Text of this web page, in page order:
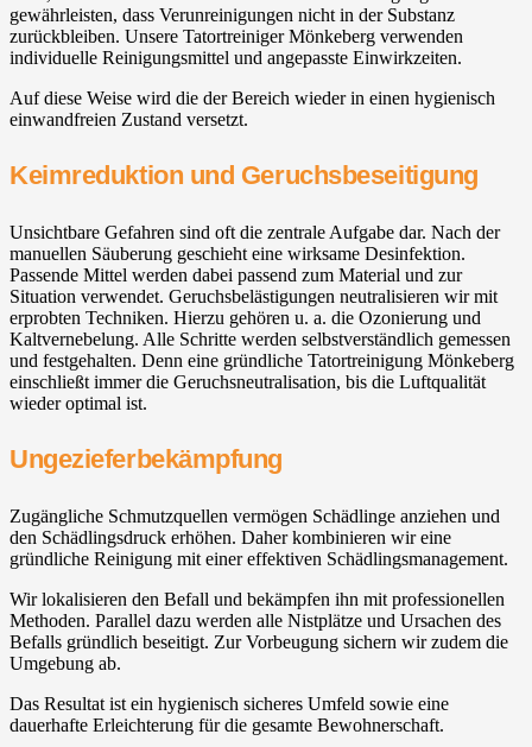
gewährleisten, dass Verunreinigungen nicht in der Substanz
zurückbleiben. Unsere Tatortreiniger Mönkeberg verwenden
individuelle Reinigungsmittel und angepasste Einwirkzeiten.
Auf diese Weise wird die der Bereich wieder in einen hygienisch
einwandfreien Zustand versetzt.
Keimreduktion und Geruchsbeseitigung
Unsichtbare Gefahren sind oft die zentrale Aufgabe dar. Nach der
manuellen Säuberung geschieht eine wirksame Desinfektion.
Passende Mittel werden dabei passend zum Material und zur
Situation verwendet. Geruchsbelästigungen neutralisieren wir mit
erprobten Techniken. Hierzu gehören u. a. die Ozonierung und
Kaltvernebelung. Alle Schritte werden selbstverständlich gemessen
und festgehalten. Denn eine gründliche Tatortreinigung Mönkeberg
einschließt immer die Geruchsneutralisation, bis die Luftqualität
wieder optimal ist.
Ungezieferbekämpfung
Zugängliche Schmutzquellen vermögen Schädlinge anziehen und
den Schädlingsdruck erhöhen. Daher kombinieren wir eine
gründliche Reinigung mit einer effektiven Schädlingsmanagement.
Wir lokalisieren den Befall und bekämpfen ihn mit professionellen
Methoden. Parallel dazu werden alle Nistplätze und Ursachen des
Befalls gründlich beseitigt. Zur Vorbeugung sichern wir zudem die
Umgebung ab.
Das Resultat ist ein hygienisch sicheres Umfeld sowie eine
dauerhafte Erleichterung für die gesamte Bewohnerschaft.